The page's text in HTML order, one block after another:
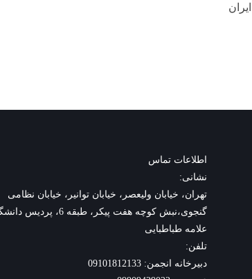
اطلاعات تماس
تهران، خیابان ولیعصر، خیابان توانیر، خیابان نظامی
گنجوی،نبش کوچه هفت پیکر، طبقه 6، پردیس دانشگاه
علامه طباطبایی
دبیرخانه انجمن: 09101812133